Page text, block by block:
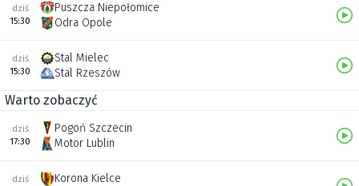
dziś
15:30
Puszcza Niepołomice
Odra Opole
dziś
15:30
Stal Mielec
Stal Rzeszów
Warto zobaczyć
dziś
17:30
Pogoń Szczecin
Motor Lublin
dziś
Korona Kielce